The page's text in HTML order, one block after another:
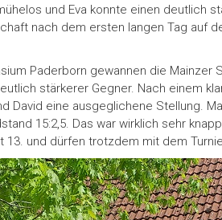
und Eva konnte einen deutlich
nach dem ersten langen Tag auf
Paderborn gewannen die
stärkerer Gegner. Nach einem
David eine ausgeglichene Stellung.
15:2,5. Das war wirklich sehr
und dürfen trotzdem mit dem